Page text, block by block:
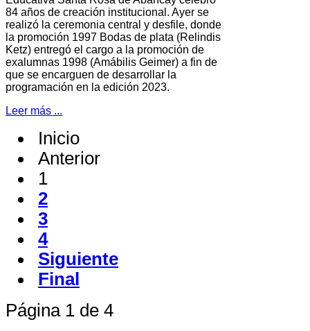
84 años de creación institucional. Ayer se
realizó la ceremonia central y desfile, donde
la promoción 1997 Bodas de plata (Relindis
Ketz) entregó el cargo a la promoción de
exalumnas 1998 (Amábilis Geimer) a fin de
que se encarguen de desarrollar la
programación en la edición 2023.
Leer más ...
Inicio
Anterior
1
2
3
4
Siguiente
Final
Página 1 de 4